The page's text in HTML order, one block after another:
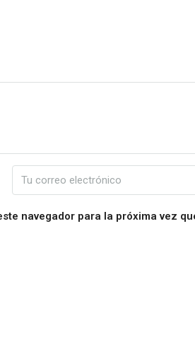
navegador para la próxima vez